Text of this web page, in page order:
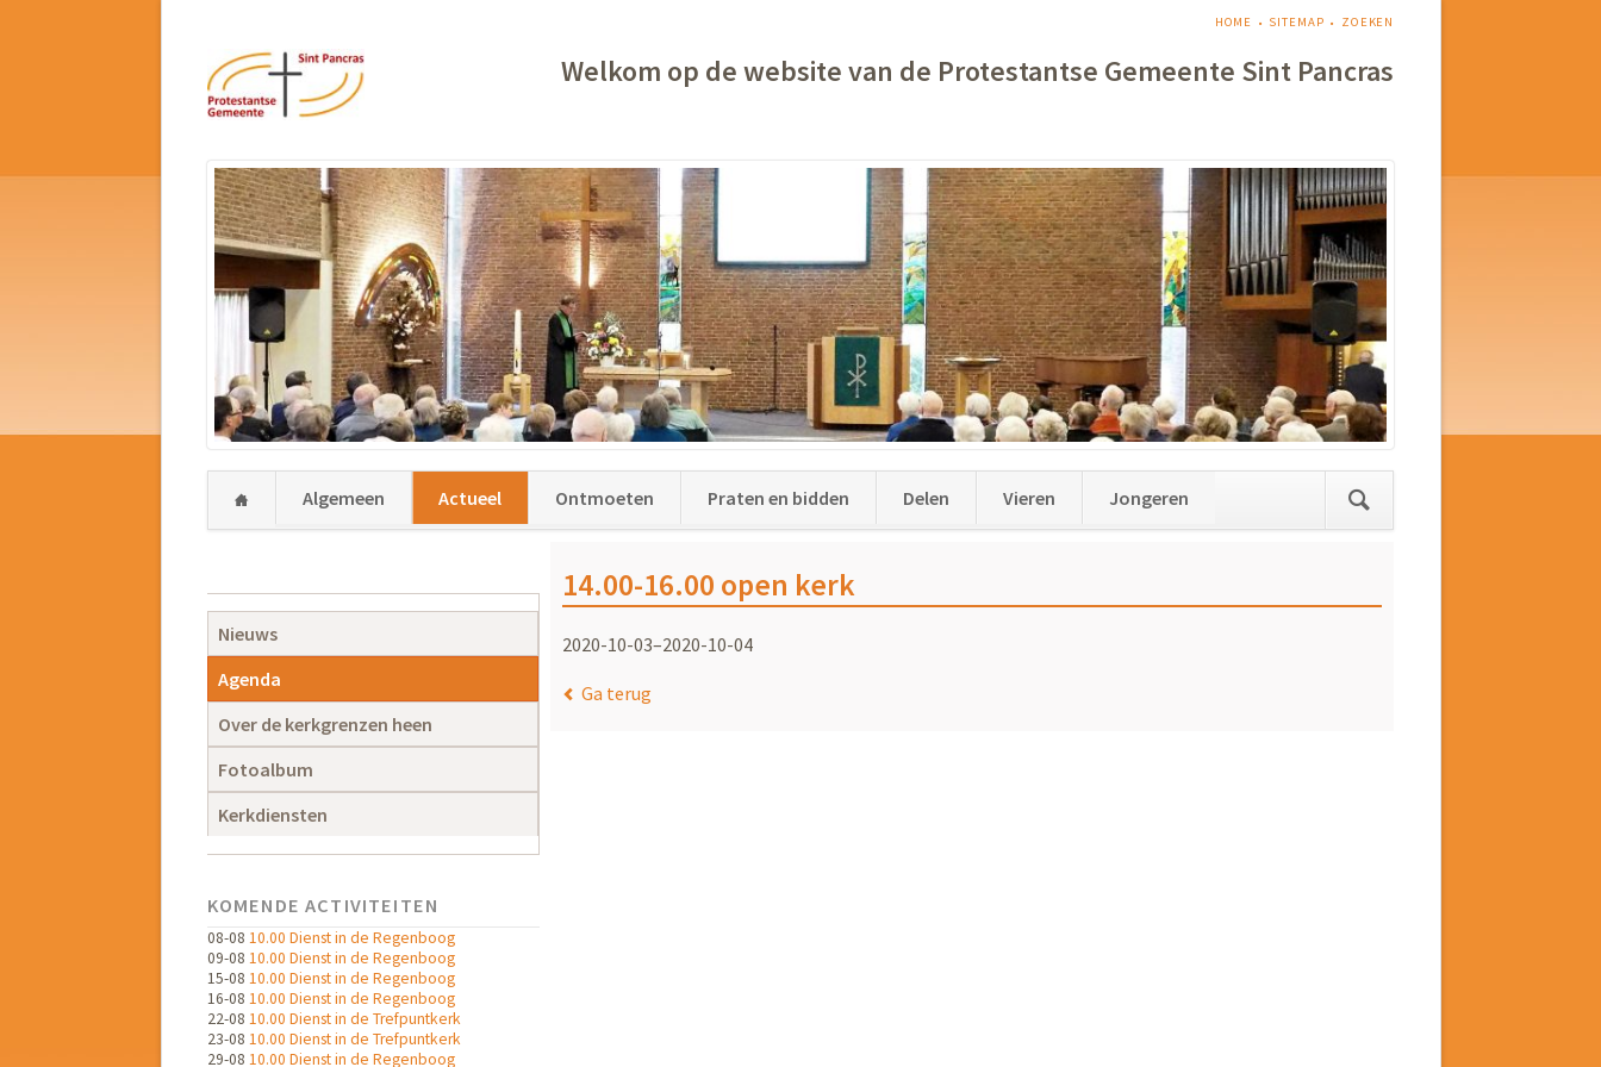
NAVIGATIE
HOME SITEMAP ZOEKEN
Welkom op de website van de Protestantse Gemeente Sint Pancras
NavigatieAlgemeen Actueel Ontmoeten Praten en bidden Delen Vieren
Jongeren
14.00-16.00 open kerk
2020-10-03–2020-10-04
Ga terug
Navigatie
overslaan
Nieuws
Agenda
Over de kerkgrenzen heen
Fotoalbum
Kerkdiensten
KOMENDE ACTIVITEITEN
08-08 10.00 Dienst in de Regenboog
09-08 10.00 Dienst in de Regenboog
15-08 10.00 Dienst in de Regenboog
16-08 10.00 Dienst in de Regenboog
22-08 10.00 Dienst in de Trefpuntkerk
23-08 10.00 Dienst in de Trefpuntkerk
29-08 10.00 Dienst in de Regenboog